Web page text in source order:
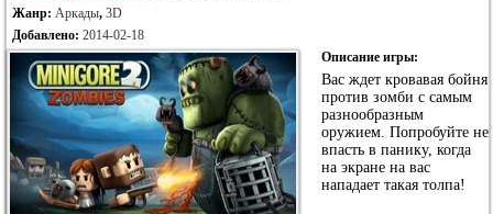
Жанр: Аркады, 3D
Добавлено: 2014-02-18
Описание игры:
Вас ждет кровавая бойня
против зомби с самым
разнообразным
оружием. Попробуйте не
впасть в панику, когда
на экране на вас
нападает такая толпа!